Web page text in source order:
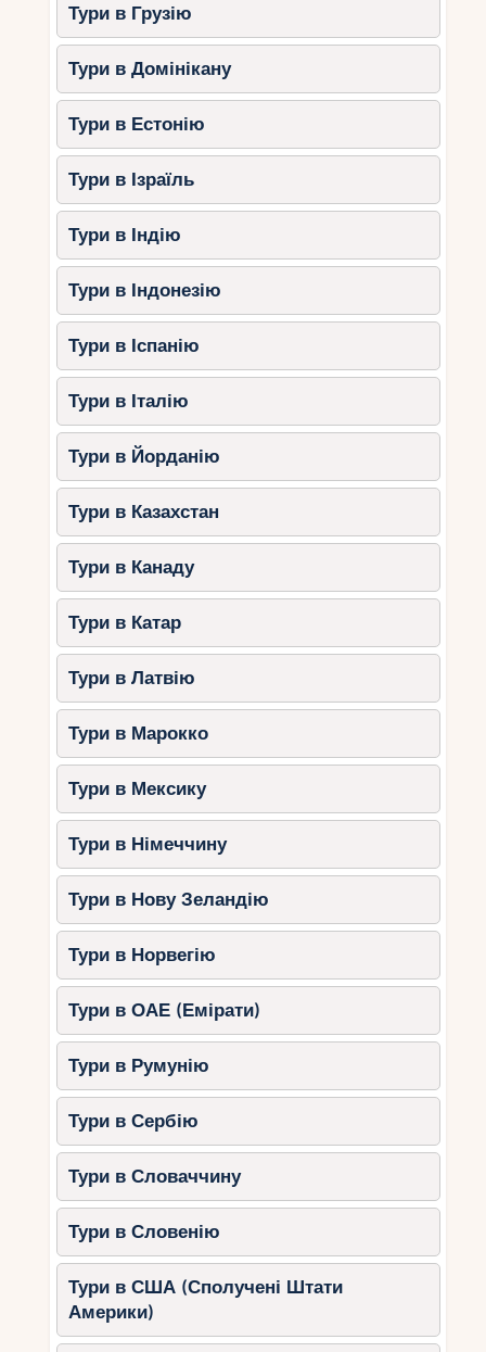
Тури в Грузію
Тури в Домінікану
Тури в Естонію
Тури в Ізраїль
Тури в Індію
Тури в Індонезію
Тури в Іспанію
Тури в Італію
Тури в Йорданію
Тури в Казахстан
Тури в Канаду
Тури в Катар
Тури в Латвію
Тури в Марокко
Тури в Мексику
Тури в Німеччину
Тури в Нову Зеландію
Тури в Норвегію
Тури в ОАЕ (Емірати)
Тури в Румунію
Тури в Сербію
Тури в Словаччину
Тури в Словенію
Тури в США (Сполучені Штати
Америки)